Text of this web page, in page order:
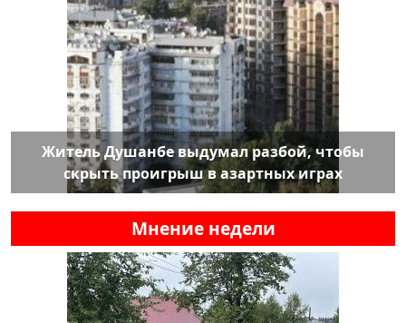
Житель Душанбе выдумал разбой, чтобы
скрыть проигрыш в азартных играх
Мнение недели